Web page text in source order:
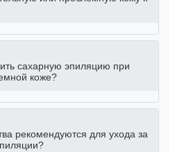
сахарную эпиляцию при
коже?
рекомендуются для ухода за